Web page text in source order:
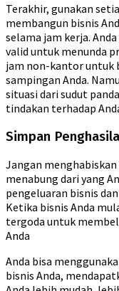
Terakhir, gunakan
membangun bisnis
selama jam kerja.
valid untuk menunda
jam non-kantor untuk
sampingan Anda.
situasi dari sudut
tindakan terhadap
Simpan
Jangan
menabung dari yang
pengeluaran bisnis
Ketika bisnis Anda
tergoda untuk
Anda
Anda bisa
bisnis Anda,